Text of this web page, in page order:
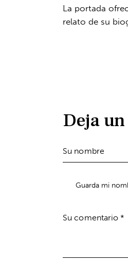
La portada
relato de su
Deja
Guarda mi